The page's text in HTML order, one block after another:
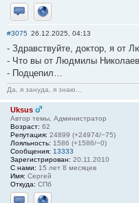
Отправить личное
Сайт
#3075 26.12.2025, 04:13
- Здравствуйте, доктор, я от
- Что вы от Людмилы
- Подцепил…
Да, я зануда, я знаю...
Uksus
Автор темы, Администратор
Возраст: 62
Репутация: 24899 (+24974/−75)
Лояльность: 1586 (+1586/−0)
Сообщения: 13333
Зарегистрирован: 20.11.2010
С нами: 15 лет 8 месяцев
Имя: Сергей
Откуда: СПб